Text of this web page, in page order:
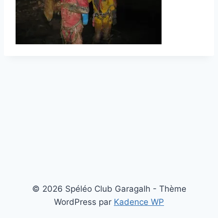
© 2026 Spéléo Club Garagalh - Thème
WordPress par Kadence WP